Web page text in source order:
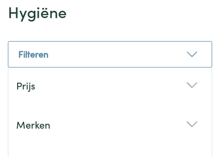
Hygiëne
Filteren
Prijs
Merken